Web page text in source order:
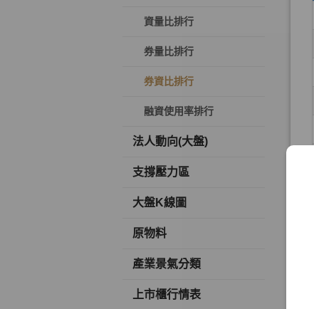
資量比排行
券量比排行
券資比排行
融資使用率排行
法人動向(大盤)
支撐壓力區
大盤K線圖
原物料
產業景氣分類
上市櫃行情表